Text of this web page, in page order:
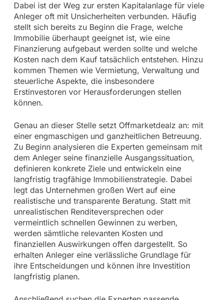
Dabei ist der Weg zur ersten Kapitalanlage für viele
Anleger oft mit Unsicherheiten verbunden. Häufig
stellt sich bereits zu Beginn die Frage, welche
Immobilie überhaupt geeignet ist, wie eine
Finanzierung aufgebaut werden sollte und welche
Kosten nach dem Kauf tatsächlich entstehen. Hinzu
kommen Themen wie Vermietung, Verwaltung und
steuerliche Aspekte, die insbesondere
Erstinvestoren vor Herausforderungen stellen
können.
Genau an dieser Stelle setzt Offmarketdealz an: mit
einer engmaschigen und ganzheitlichen Betreuung.
Zu Beginn analysieren die Experten gemeinsam mit
dem Anleger seine finanzielle Ausgangssituation,
definieren konkrete Ziele und entwickeln eine
langfristig tragfähige Immobilienstrategie. Dabei
legt das Unternehmen großen Wert auf eine
realistische und transparente Beratung. Statt mit
unrealistischen Renditeversprechen oder
vermeintlich schnellen Gewinnen zu werben,
werden sämtliche relevanten Kosten und
finanziellen Auswirkungen offen dargestellt. So
erhalten Anleger eine verlässliche Grundlage für
ihre Entscheidungen und können ihre Investition
langfristig planen.